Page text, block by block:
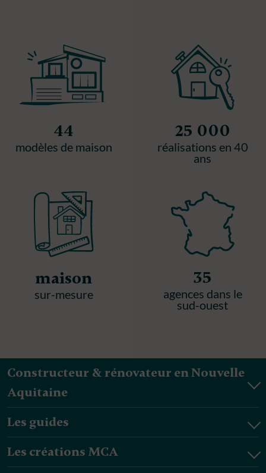
44
modèles de maison
25 000
réalisations en 40
ans
maison
sur-mesure
35
agences dans le
sud-ouest
Constructeur & rénovateur en Nouvelle
Aquitaine
Les guides
Les créations MCA